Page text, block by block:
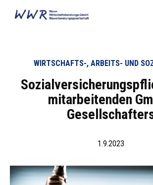
WIRTSCHAFTS-, ARBEITS- UND
mitarbeitenden
1.9.2023